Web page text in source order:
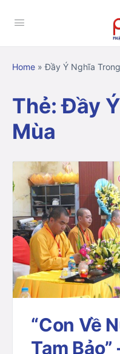
Home »Đầy Ý Nghĩa
Thẻ:Đầy
Mùa
“Con Về
Tam